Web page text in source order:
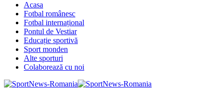
Acasa
Fotbal românesc
Fotbal internațional
Pontul de Vestiar
Educație sportivă
Sport monden
Alte sporturi
Colaborează cu noi